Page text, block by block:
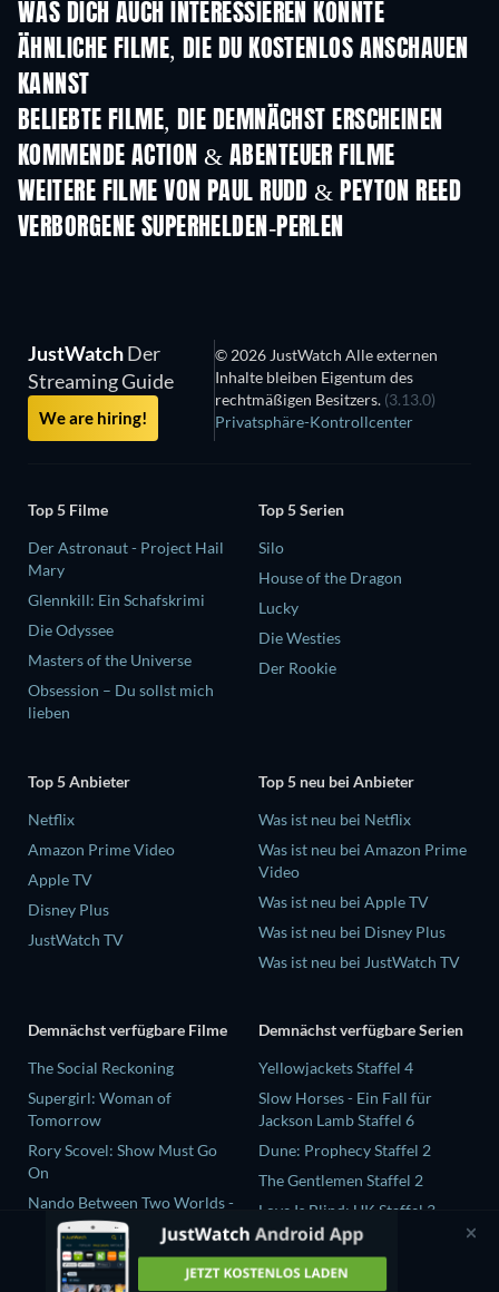
WAS DICH AUCH INTERESSIEREN KÖNNTE
ÄHNLICHE FILME, DIE DU KOSTENLOS ANSCHAUEN
KANNST
BELIEBTE FILME, DIE DEMNÄCHST ERSCHEINEN
KOMMENDE ACTION & ABENTEUER FILME
WEITERE FILME VON PAUL RUDD & PEYTON REED
VERBORGENE SUPERHELDEN-PERLEN
Serie Serie
JustWatchDer
Streaming Guide
We are hiring!
© 2026 JustWatch Alle externen
Inhalte bleiben Eigentum des
rechtmäßigen Besitzers. (3.13.0)
Privatsphäre-Kontrollcenter
Top 5 Filme
Der Astronaut - Project Hail
Mary
Glennkill: Ein Schafskrimi
Die Odyssee
Masters of the Universe
Obsession – Du sollst mich
lieben
Top 5 Serien
Silo
House of the Dragon
Lucky
Die Westies
Der Rookie
Top 5 Anbieter
Netflix
Amazon Prime Video
Apple TV
Disney Plus
JustWatch TV
Top 5 neu bei Anbieter
Was ist neu bei Netflix
Was ist neu bei Amazon Prime
Video
Was ist neu bei Apple TV
Was ist neu bei Disney Plus
Was ist neu bei JustWatch TV
Demnächst verfügbare Filme
The Social Reckoning
Supergirl: Woman of
Tomorrow
Rory Scovel: Show Must Go
On
Nando Between Two Worlds -
A Sintonia Film
Finding Connection
Demnächst verfügbare Serien
Yellowjackets Staffel 4
Slow Horses - Ein Fall für
Jackson Lamb Staffel 6
Dune: Prophecy Staffel 2
The Gentlemen Staffel 2
Love Is Blind: UK Staffel 3